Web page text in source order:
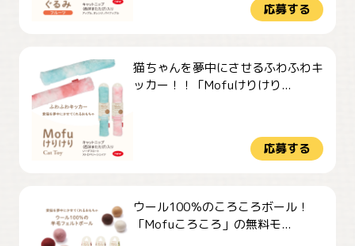
応募する
猫ちゃんを夢中にさせるふわふわキ
ッカー！！「Mofuけりけり...
応募する
ウール100％のころころボール！
「Mofuころころ」の無料モ...